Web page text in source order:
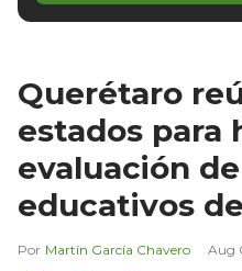
Querétaro
estados para
evaluación
educativos
Martín García Chavero Aug